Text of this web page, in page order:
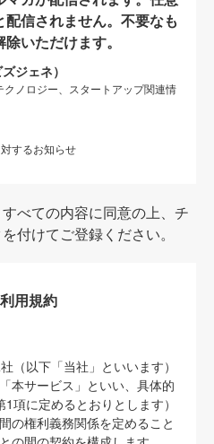
信されません。不要なも
いただけます。
ジェネ）
ノロジー、スタートアップ関連情
するお知らせ
べての内容に同意の上、チ
付けてご登録ください。
用規約
（以下「当社」といいます）
本サービス」といい、具体的
項に定めるとおりとします）
の権利義務関係を定めること